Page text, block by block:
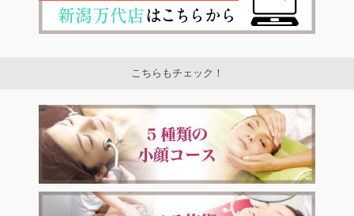
こちらもチェック！